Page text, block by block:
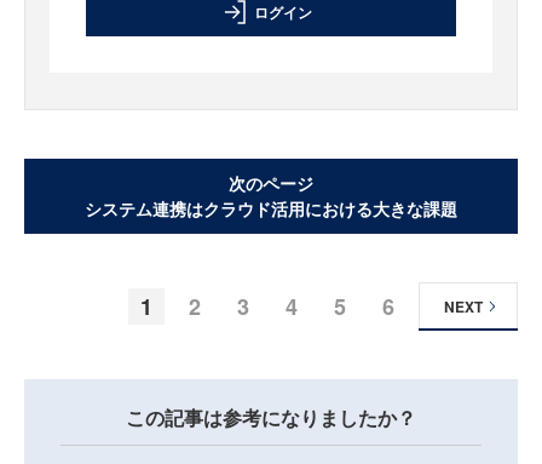
ログイン
次のページ
システム連携はクラウド活用における大きな課題
1 2 3 4 5 6 NEXT
この記事は参考になりましたか？